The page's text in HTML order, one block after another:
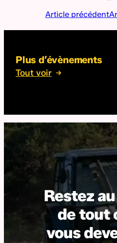
Article précédent
Plus d’évènements
Tout voir
Restez
de tout
vous